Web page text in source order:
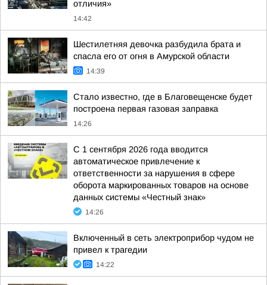
отличия»
14:42
Шестилетняя девочка разбудила брата и
спасла его от огня в Амурской области
14:39
Стало известно, где в Благовещенске будет
построена первая газовая заправка
14:26
С 1 сентября 2026 года вводится
автоматическое привлечение к
ответственности за нарушения в сфере
оборота маркированных товаров на основе
данных системы «Честный знак»
14:26
Включенный в сеть электроприбор чудом не
привел к трагедии
14:22